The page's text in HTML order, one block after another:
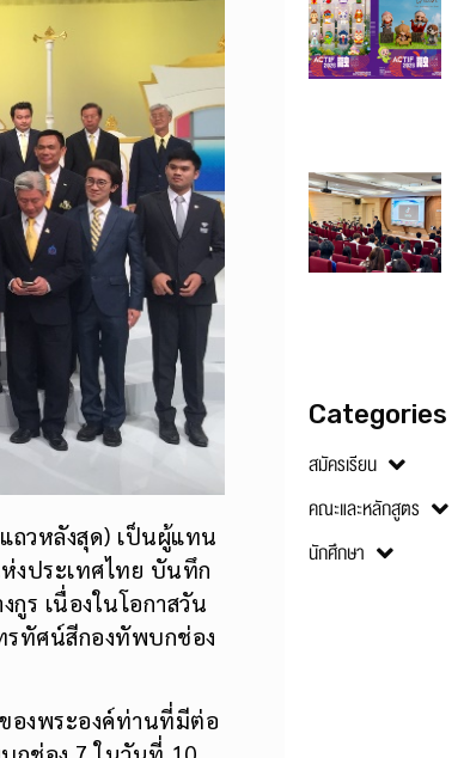
ถวหลังสุด) เป็นผู้แทน
งประเทศไทย บันทึก
ร เนื่องในโอกาสวัน
รทัศน์สีกองทัพบกช่อง
องพระองค์ท่านที่มีต่อ
Categories
สมัครเรียน
คณะและหลักสูตร
นักศึกษา